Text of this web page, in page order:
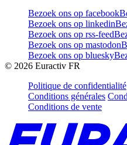
Bezoek ons op facebook
Bezoek ons op linkedin
Bezoek ons op rss-feed
Bezoek ons op mastodon
Bezoek ons op bluesky
© 2026 Euractiv FR
Politique de confidentialité
Conditions générales
Conditions de vente